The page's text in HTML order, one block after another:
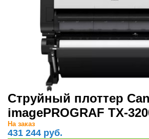
Струйный плоттер
imagePROGRAF TX-
На заказ
431 244 руб.